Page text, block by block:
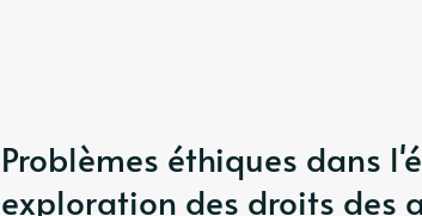
Problèmes éthiques dans
exploration des droits des